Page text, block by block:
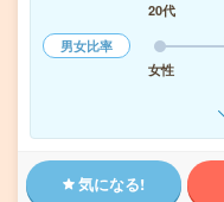
20代
男女比率
女性
気になる!